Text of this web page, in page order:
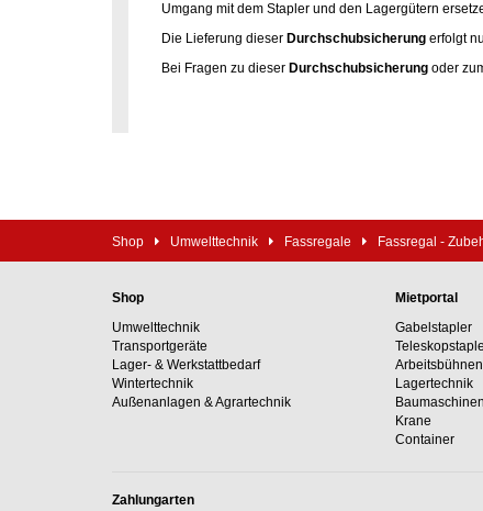
Umgang mit dem Stapler und den Lagergütern
Die Lieferung dieser Durchschubsicherung erfolgt
Bei Fragen zu dieser Durchschubsicherung oder
Shop Umwelttechnik Fassregale Fassregal -
Shop
Umwelttechnik
Transportgeräte
Lager- & Werkstattbedarf
Wintertechnik
Außenanlagen & Agrartechnik
Mietportal
Gabelstapler
Arbeitsbühnen
Lagertechnik
Baumaschinen
Krane
Container
Zahlungarten